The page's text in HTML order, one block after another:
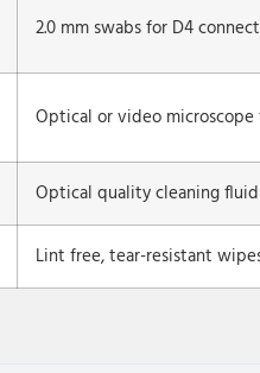
2.0 mm swabs for D4
Optical or video
Optical quality cleaning fluid
Lint free, tear-resistant